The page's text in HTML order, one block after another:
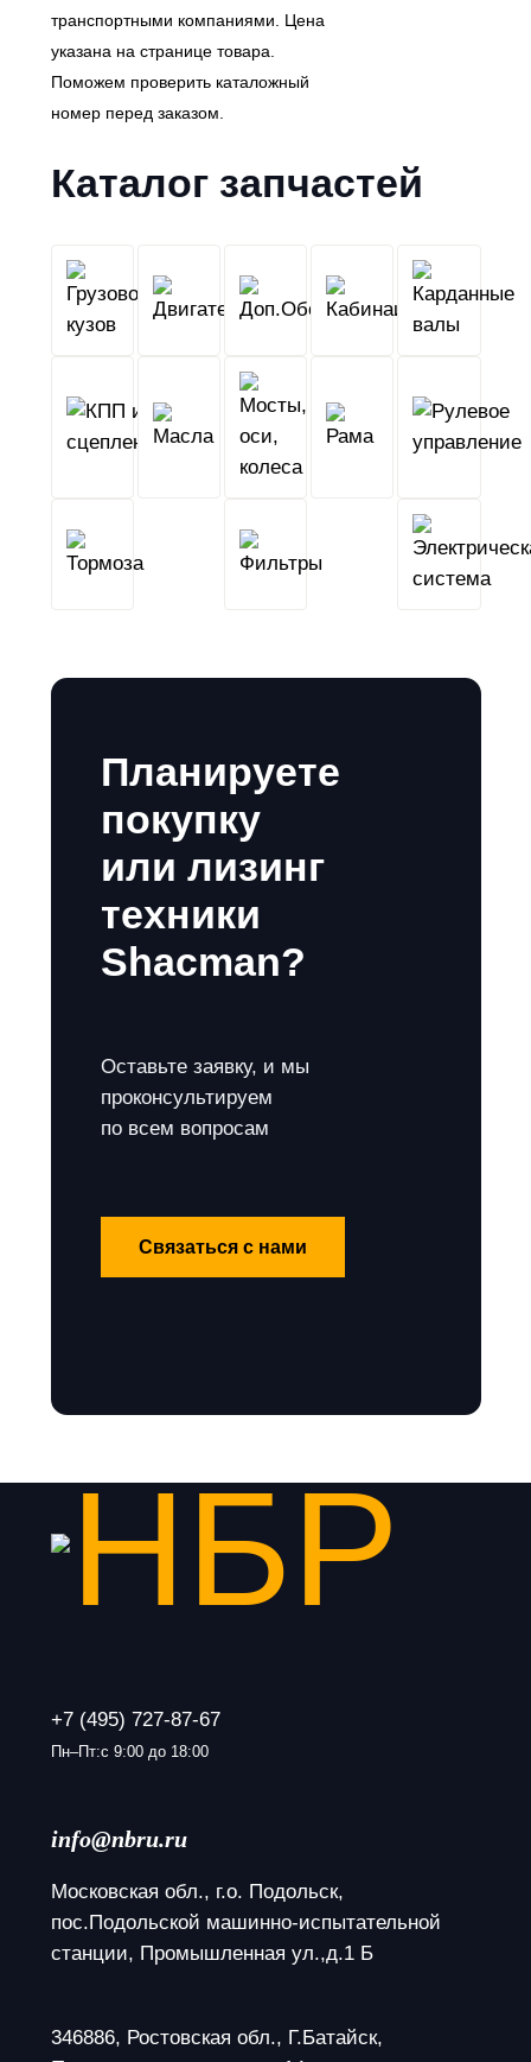
транспортными компаниями. Цена
указана на странице товара.
Поможем проверить каталожный
номер перед заказом.
Каталог запчастей
Грузовой
кузов
Двигатель Кабина
КПП
оси,
Рама
Тормоза Фильтры
Планируете
покупку
или лизинг
техники
Shacman?
Оставьте заявку, и мы
проконсультируем
по всем вопросам
Связаться с нами
+7 (495) 727-87-67
Пн–Пт:с 9:00 до 18:00
info@nbru.ru
Московская обл., г.о. Подольск,
пос.Подольской машинно-испытательной
станции, Промышленная ул.,д.1 Б
346886, Ростовская обл., Г.Батайск,